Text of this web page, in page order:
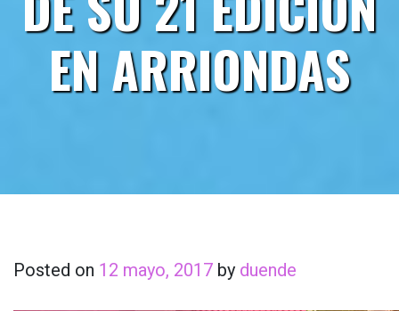
EN ARRIONDAS
Posted on 12 mayo, 2017 by duende